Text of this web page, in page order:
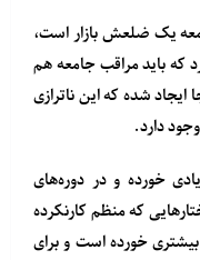
یک ضلعش بازار است،
که باید مراقب جامعه هم
شده که این ناترازی
دارد.
خورده و در دوره‌های
که منظم کارنکرده
خورده است و برای